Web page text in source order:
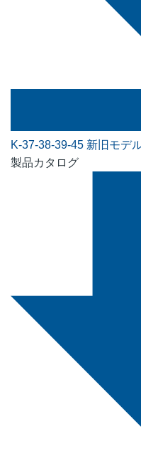
K-37-38-39-45 新旧モデ
製品カタログ